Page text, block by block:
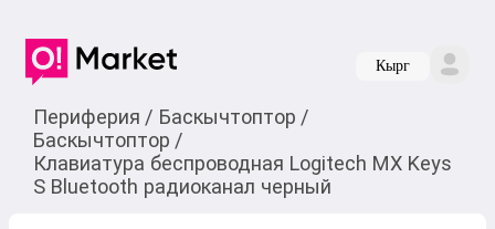
Кырг
Периферия / Баскычтоптор /
Баскычтоптор /
Клавиатура беспроводная Logitech MX Keys
S Bluetooth радиоканал черный